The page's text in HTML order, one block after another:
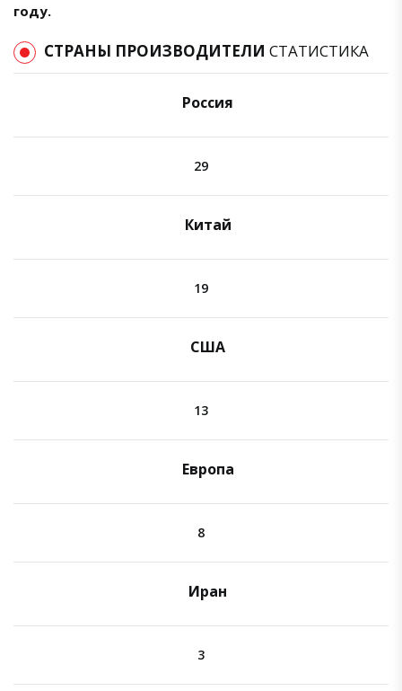
году.
СТРАНЫ ПРОИЗВОДИТЕЛИ СТАТИСТИКА
Россия
29
Китай
19
США
13
Европа
8
Иран
3